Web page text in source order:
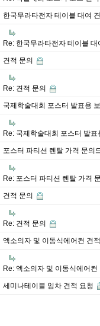
한국무라타전자 테이블 대여
Re: 한국무라타전자 테이블 대
견적 문의
Re: 견적 문의
국제학술대회 포스터 발표용
Re: 국제학술대회 포스터 발표
포스터 파티션 렌탈 가격 문의
Re: 포스터 파티션 렌탈 가격
견적 문의
Re: 견적 문의
엑소의자 및 이동식에어컨 견
Re: 엑소의자 및 이동식에어컨
세미나테이블 임차 견적 요청